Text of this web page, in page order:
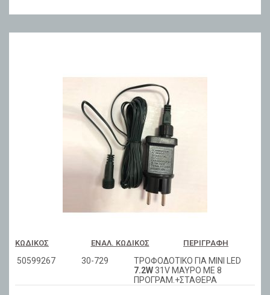
ΚΩΔΙΚΌΣ ΕΝΑΛ. ΚΩΔΙΚΌΣ ΠΕΡΙΓΡΑΦΉ
50599267 30-729
ΤΡΟΦΟΔΟΤΙΚΟ ΓΙΑ ΜΙΝΙ LED
7.2W31V ΜΑΥΡΟ ΜΕ 8
ΠΡΟΓΡΑΜ.+ΣΤΑΘΕΡΑ